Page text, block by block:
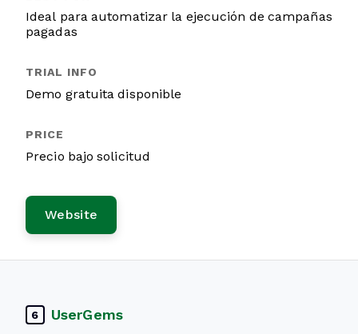
Ideal para automatizar la ejecución de campañas
pagadas
Demo gratuita disponible
Precio bajo solicitud
Website
6 UserGems